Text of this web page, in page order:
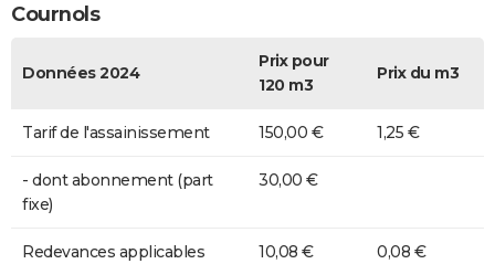
Cournols
Données 2024
Prix pour
120 m3
Prix du m3
Tarif de l'assainissement 150,00 € 1,25 €
- dont abonnement (part
fixe)
30,00 €
Redevances applicables
10,08 € 0,08 €